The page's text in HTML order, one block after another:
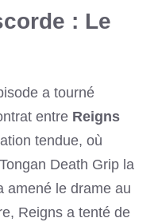
: Le
a tourné
entre Reigns
tendue, où
Death Grip la
amené le drame au
Reigns a tenté de